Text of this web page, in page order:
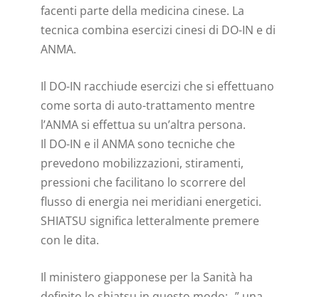
facenti parte della medicina cinese. La
tecnica combina esercizi cinesi di DO-IN e di
ANMA.
Il DO-IN racchiude esercizi che si effettuano
come sorta di auto-trattamento mentre
l’ANMA si effettua su un’altra persona.
Il DO-IN e il ANMA sono tecniche che
prevedono mobilizzazioni, stiramenti,
pressioni che facilitano lo scorrere del
flusso di energia nei meridiani energetici.
SHIATSU significa letteralmente premere
con le dita.
Il ministero giapponese per la Sanità ha